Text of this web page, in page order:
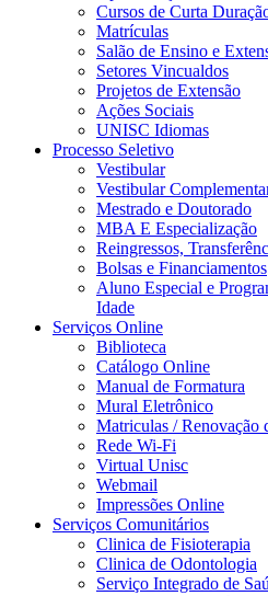
Cursos de Curta
Matrículas
Salão de Ensino e
Setores Vincualdos
Projetos de Extensão
Ações Sociais
UNISC Idiomas
Processo Seletivo
Vestibular
Vestibular
Mestrado e Doutorado
MBA E Especialização
Reingressos,
Bolsas e Financiamentos
Aluno Especial e
Idade
Serviços Online
Biblioteca
Catálogo Online
Manual de Formatura
Mural Eletrônico
Matriculas / Renovação
Rede Wi-Fi
Virtual Unisc
Webmail
Impressões Online
Serviços Comunitários
Clinica de Fisioterapia
Clinica de Odontologia
Serviço Integrado de